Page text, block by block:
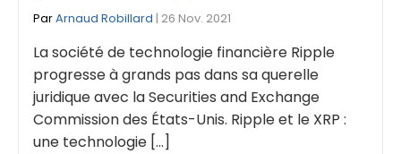
ParArnaud Robillard | 26 Nov. 2021
La société de technologie financière Ripple
progresse à grands pas dans sa querelle
juridique avec la Securities and Exchange
Commission des États-Unis. Ripple et le XRP :
une technologie [...]